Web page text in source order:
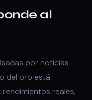
al
por noticias
del oro está
reales,